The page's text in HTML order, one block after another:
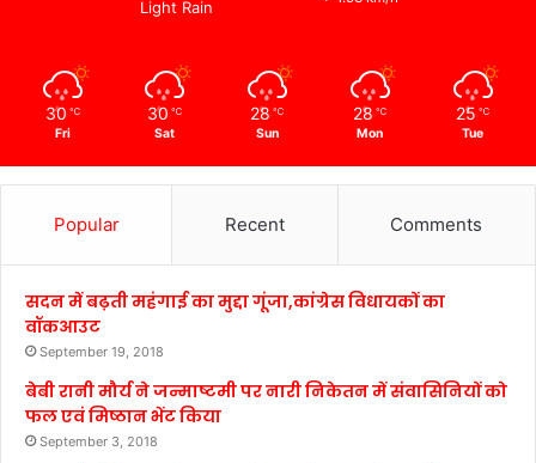
Light Rain
30 ℃
Fri
30 ℃
Sat
28 ℃
Sun
28 ℃
Mon
25 ℃
Tue
Popular Recent Comments
सदन में बढ़ती महंगाई का मुद्दा गूंजा,कांग्रेस विधायकों का
वॉकआउट
September 19, 2018
बेबी रानी मौर्य ने जन्माष्टमी पर नारी निकेतन में संवासिनियों को
फल एवं मिष्ठान भेंट किया
September 3, 2018